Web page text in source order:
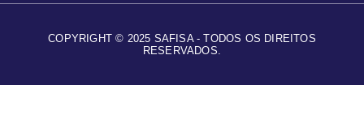
COPYRIGHT © 2025 SAFISA - TODOS OS DIREITOS
RESERVADOS.